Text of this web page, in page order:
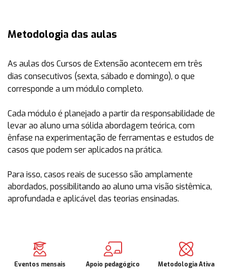
Metodologia das aulas
As aulas dos Cursos de Extensão acontecem em três
dias consecutivos (sexta, sábado e domingo), o que
corresponde a um módulo completo.
Cada módulo é planejado a partir da responsabilidade de
levar ao aluno uma sólida abordagem teórica, com
ênfase na experimentação de ferramentas e estudos de
casos que podem ser aplicados na prática.
Para isso, casos reais de sucesso são amplamente
abordados, possibilitando ao aluno uma visão sistêmica,
aprofundada e aplicável das teorias ensinadas.
Eventos mensais Apoio pedagógico Metodologia Ativa